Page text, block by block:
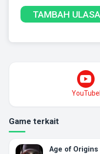
YouTube
Game terkait
Age of Origins